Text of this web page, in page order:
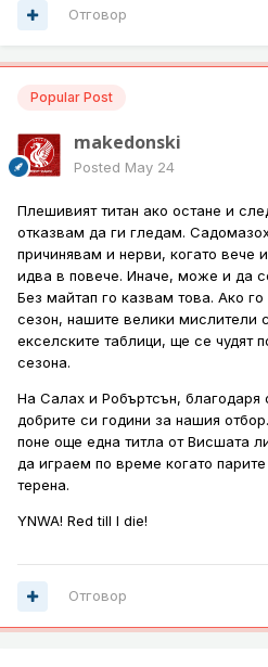
Отговор
Popular Post
makedonski
Posted May 24
Плешивият титан ако остане и
отказвам да ги гледам.
причинявам и нерви, когато вече
идва в повече. Иначе, може и да
Без майтап го казвам това. Ако
сезон, нашите велики мислители
екселските таблици, ще се чудят
сезона.
На Салах и Робъртсън, благодаря
добрите си години за нашия
поне още една титла от Висшата
да играем по време когато
терена.
YNWA! Red till I die!
Отговор